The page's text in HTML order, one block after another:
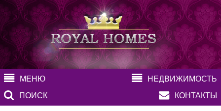
МЕНЮ
НЕДВИЖИМОСТЬ
ПОИСК
КОНТАКТЫ